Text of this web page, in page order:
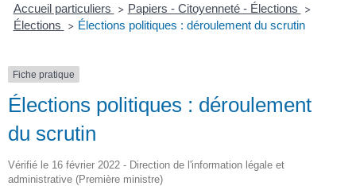
Accueil particuliers > Papiers - Citoyenneté - Élections >
Élections > Élections politiques : déroulement du scrutin
Fiche pratique
Élections politiques : déroulement
du scrutin
Vérifié le 16 février 2022 - Direction de l'information légale et
administrative (Première ministre)